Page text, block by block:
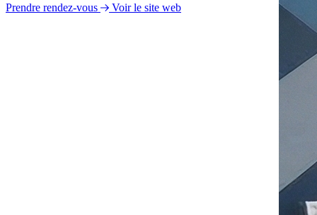
Prendre rendez-vous
Voir le site web